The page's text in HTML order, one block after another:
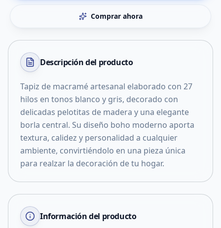
Comprar ahora
Descripción del producto
Tapiz de macramé artesanal elaborado con 27
hilos en tonos blanco y gris, decorado con
delicadas pelotitas de madera y una elegante
borla central. Su diseño boho moderno aporta
textura, calidez y personalidad a cualquier
ambiente, convirtiéndolo en una pieza única
para realzar la decoración de tu hogar.
Información del producto